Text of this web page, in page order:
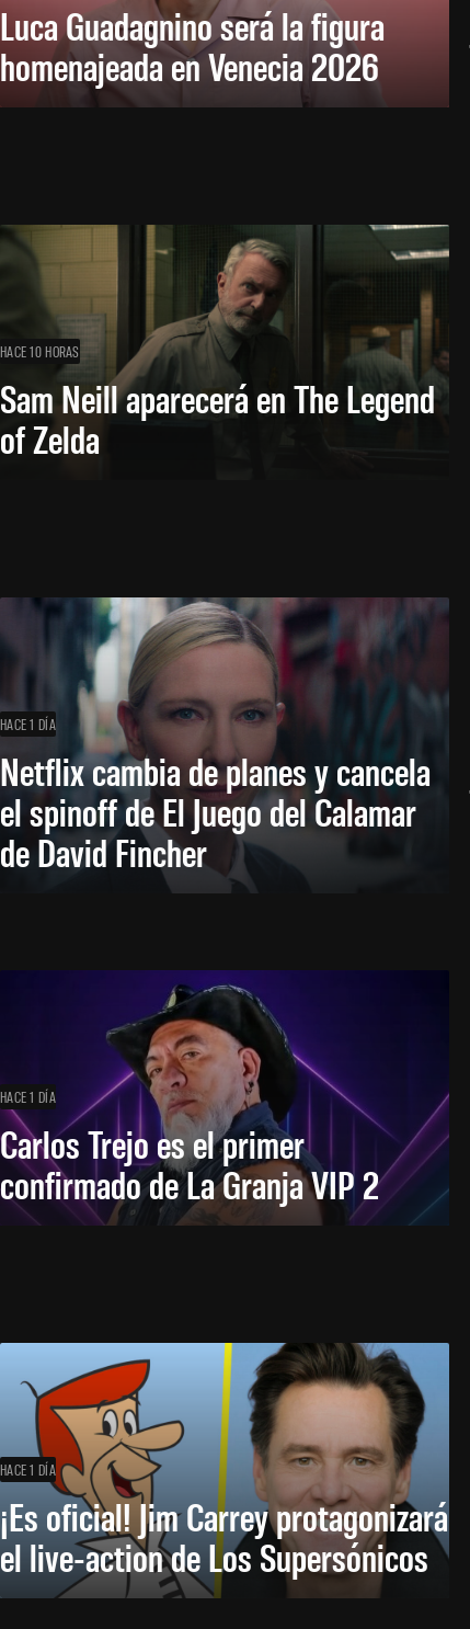
Luca Guadagnino será la figura
homenajeada en Venecia 2026
HACE 10 HORAS
Sam Neill aparecerá en The Legend
of Zelda
HACE 1 DÍA
Netflix cambia de planes y cancela
el spinoff de El Juego del Calamar
de David Fincher
HACE 1 DÍA
Carlos Trejo es el primer
confirmado de La Granja VIP 2
HACE 1 DÍA
¡Es oficial! Jim Carrey protagonizará
el live-action de Los Supersónicos